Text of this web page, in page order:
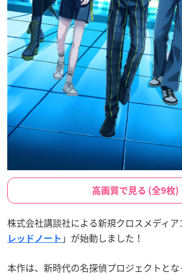
高画質で見る (全9枚)
株式会社講談社による新規クロスメディ
レッドノート 」が始動しました！
本作は、新時代の名探偵プロジェクトとな